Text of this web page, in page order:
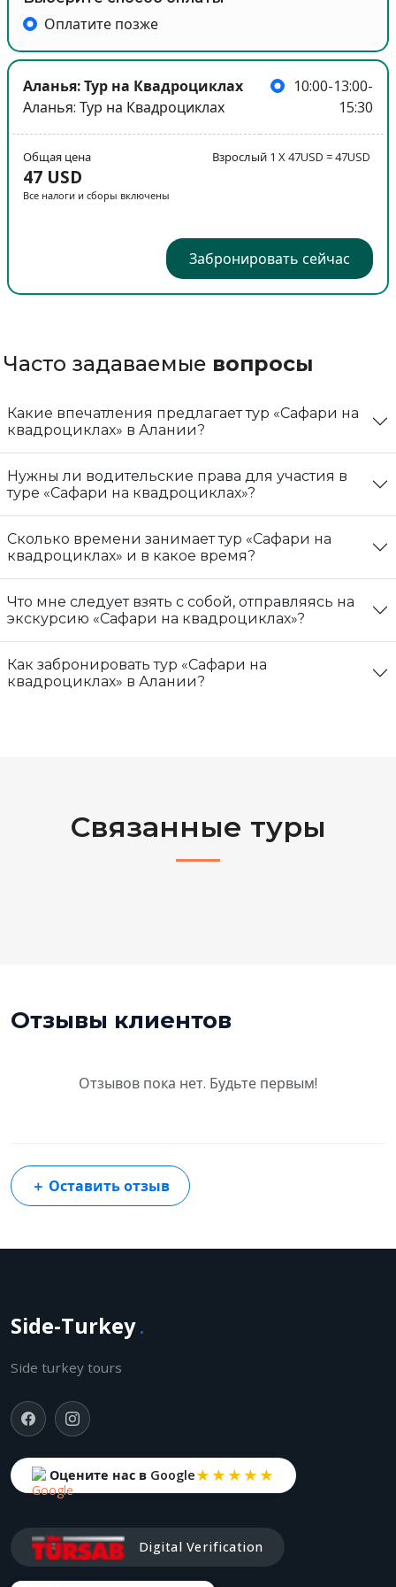
Оплатите позже
Аланья: Тур на Квадроциклах
Аланья: Тур на Квадроциклах
10:00-13:00-
15:30
Общая цена
47 USD
Все налоги и сборы включены
Взрослый 1 X 47USD = 47USD
Забронировать сейчас
Часто задаваемые вопросы
Какие впечатления предлагает тур «Сафари на
квадроциклах» в Алании?
Нужны ли водительские права для участия в
туре «Сафари на квадроциклах»?
Сколько времени занимает тур «Сафари на
квадроциклах» и в какое время?
Что мне следует взять с собой, отправляясь на
экскурсию «Сафари на квадроциклах»?
Как забронировать тур «Сафари на
квадроциклах» в Алании?
Связанные туры
Отзывы клиентов
Отзывов пока нет. Будьте первым!
＋ Оставить отзыв
Side-Turkey.
Side turkey tours
Оцените нас в Google★★★★★
Digital Verification